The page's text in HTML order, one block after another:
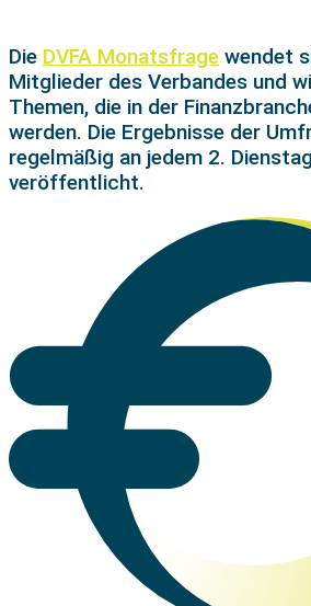
Die DVFA Monatsfrage wendet
Mitglieder des Verbandes und
Themen, die in der
werden. Die Ergebnisse der
regelmäßig an jedem 2.
veröffentlicht.